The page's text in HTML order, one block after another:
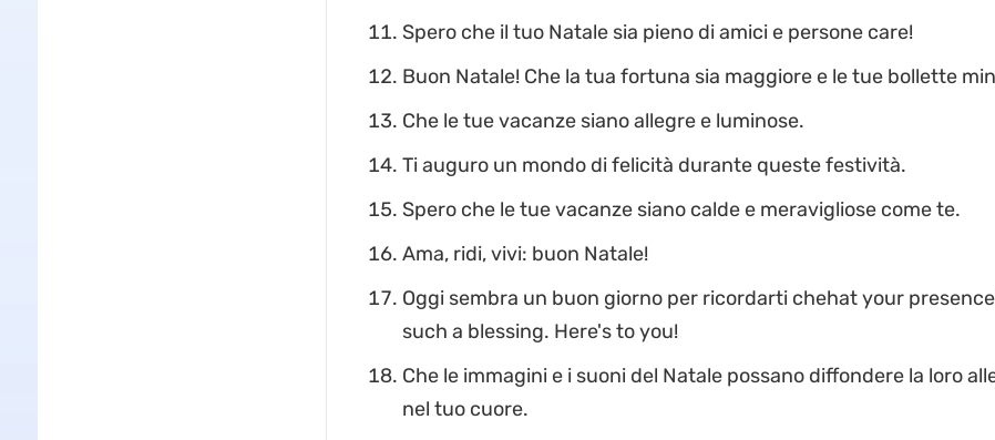
Spero che il tuo Natale sia pieno di amici e persone care!
Buon Natale! Che la tua fortuna sia maggiore e le tue bollette
Che le tue vacanze siano allegre e luminose.
Ti auguro un mondo di felicità durante queste festività.
Spero che le tue vacanze siano calde e meravigliose come te.
Ama, ridi, vivi: buon Natale!
Oggi sembra un buon giorno per ricordarti chehat your
such a blessing. Here's to you!
Che le immagini e i suoni del Natale possano diffondere la loro
nel tuo cuore.